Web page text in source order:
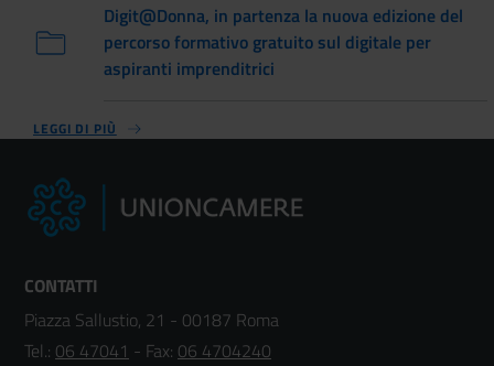
Digit@Donna, in partenza la nuova edizione del
percorso formativo gratuito sul digitale per
aspiranti imprenditrici
LEGGI DI PIÙ
CONTATTI
Piazza Sallustio, 21 - 00187 Roma
Tel.: 06 47041 - Fax: 06 4704240